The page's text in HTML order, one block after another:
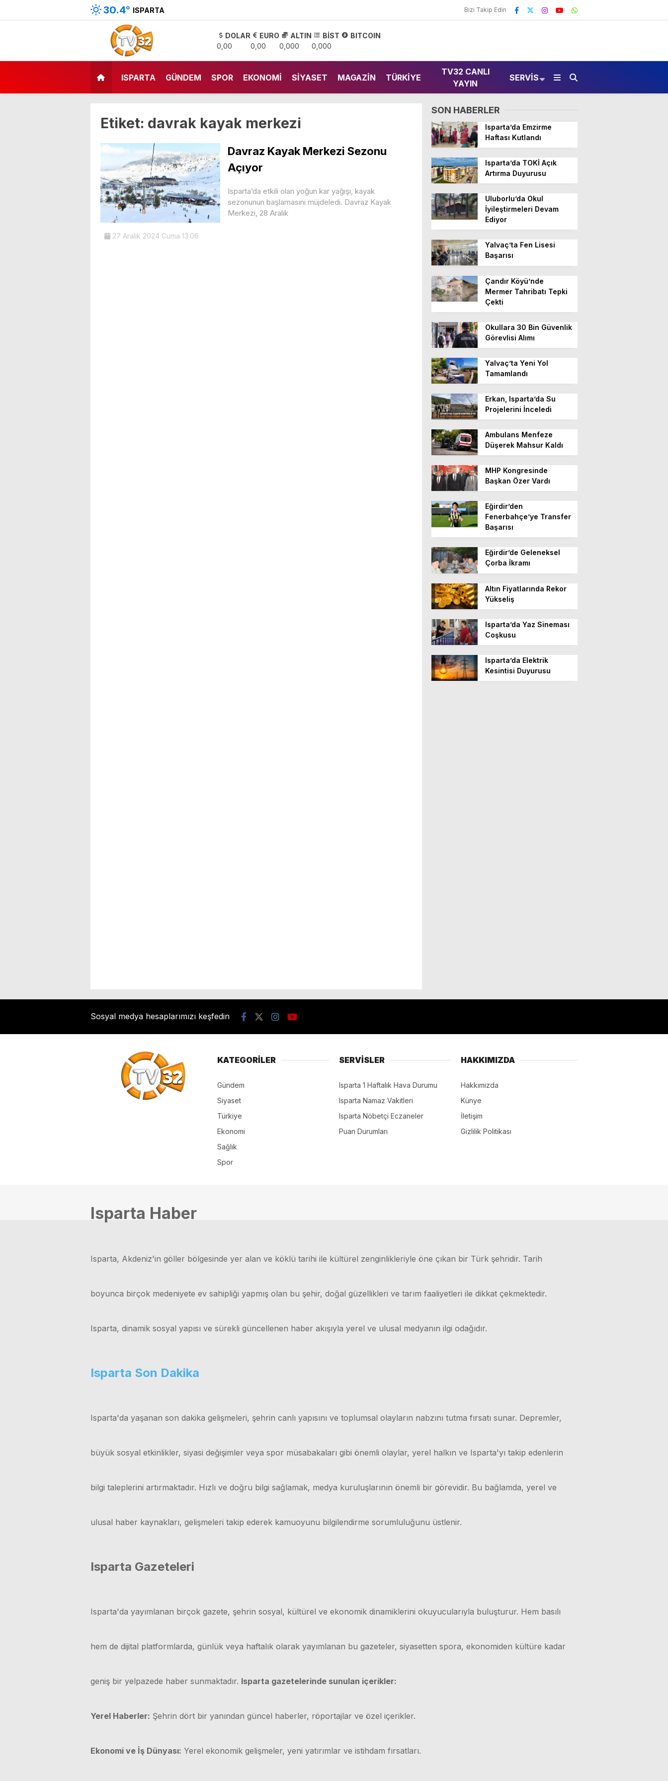
30.4° ISPARTA Bizi Takip Edin
DOLAR
0,00
EURO
0,00
ALTIN
0,000
BİST
0,000
BITCOIN
ISPARTA GÜNDEM SPOR EKONOMI SIYASET MAGAZIN TÜRKIYE
TV32 CANLI
YAYIN
SERVIS
Etiket: davrak kayak merkezi
Davraz Kayak Merkezi Sezonu
Açıyor
Isparta’da etkili olan yoğun kar yağışı, kayak
sezonunun başlamasını müjdeledi. Davraz Kayak
Merkezi, 28 Aralık
27 Aralık 2024 Cuma 13:06
SON HABERLER
Isparta’da Emzirme
Haftası Kutlandı
Isparta’da TOKİ Açık
Artırma Duyurusu
Uluborlu’da Okul
İyileştirmeleri Devam
Ediyor
Yalvaç’ta Fen Lisesi
Başarısı
Çandır Köyü’nde
Mermer Tahribatı Tepki
Çekti
Okullara 30 Bin Güvenlik
Görevlisi Alımı
Yalvaç’ta Yeni Yol
Tamamlandı
Erkan, Isparta’da Su
Projelerini İnceledi
Ambulans Menfeze
Düşerek Mahsur Kaldı
MHP Kongresinde
Başkan Özer Vardı
Eğirdir’den
Fenerbahçe’ye Transfer
Başarısı
Eğirdir’de Geleneksel
Çorba İkramı
Altın Fiyatlarında Rekor
Yükseliş
Isparta’da Yaz Sineması
Coşkusu
Isparta’da Elektrik
Kesintisi Duyurusu
Sosyal medya hesaplarımızı keşfedin
KATEGORİLER
Gündem
Siyaset
Türkiye
Ekonomi
Sağlık
Spor
SERVİSLER
Isparta 1 Haftalık Hava Durumu
Isparta Namaz Vakitleri
Isparta Nöbetçi Eczaneler
Puan Durumları
HAKKIMIZDA
Hakkımızda
Künye
İletişim
Gizlilik Politikası
Isparta Haber
Isparta, Akdeniz'in göller bölgesinde yer alan ve köklü tarihi ile kültürel zenginlikleriyle öne çıkan bir Türk şehridir. Tarih
boyunca birçok medeniyete ev sahipliği yapmış olan bu şehir, doğal güzellikleri ve tarım faaliyetleri ile dikkat çekmektedir.
Isparta, dinamik sosyal yapısı ve sürekli güncellenen haber akışıyla yerel ve ulusal medyanın ilgi odağıdır.
Isparta Son Dakika
Isparta'da yaşanan son dakika gelişmeleri, şehrin canlı yapısını ve toplumsal olayların nabzını tutma fırsatı sunar. Depremler,
büyük sosyal etkinlikler, siyasi değişimler veya spor müsabakaları gibi önemli olaylar, yerel halkın ve Isparta'yı takip edenlerin
bilgi taleplerini artırmaktadır. Hızlı ve doğru bilgi sağlamak, medya kuruluşlarının önemli bir görevidir. Bu bağlamda, yerel ve
ulusal haber kaynakları, gelişmeleri takip ederek kamuoyunu bilgilendirme sorumluluğunu üstlenir.
Isparta Gazeteleri
Isparta'da yayımlanan birçok gazete, şehrin sosyal, kültürel ve ekonomik dinamiklerini okuyucularıyla buluşturur. Hem basılı
hem de dijital platformlarda, günlük veya haftalık olarak yayımlanan bu gazeteler, siyasetten spora, ekonomiden kültüre kadar
geniş bir yelpazede haber sunmaktadır. Isparta gazetelerinde sunulan içerikler:
Yerel Haberler: Şehrin dört bir yanından güncel haberler, röportajlar ve özel içerikler.
Ekonomi ve İş Dünyası: Yerel ekonomik gelişmeler, yeni yatırımlar ve istihdam fırsatları.